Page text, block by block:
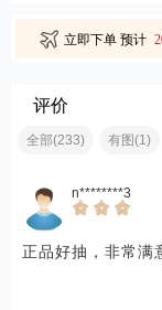
立即下单 预计
评价
全部(233) 有图(1)
n********3
正品好抽，非常满